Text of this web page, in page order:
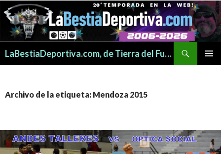
LaBestiaDeportiva.com, de Tierra del Fuego para todo el mundo
Archivo de la etiqueta: Mendoza 2015